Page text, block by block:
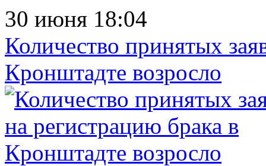
30 июня 18:04
Количество принятых
Кронштадте возросло